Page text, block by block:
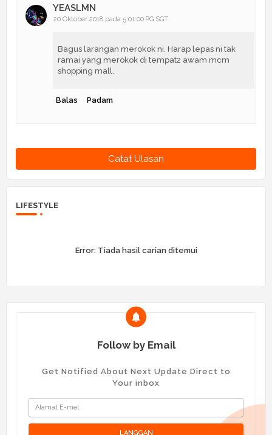
YEASLMN
20 Oktober 2018 pada 5:01:00 PG SGT
Bagus larangan merokok ni. Harap lepas ni tak
ramai yang merokok di tempat2 awam mcm
shopping mall.
Balas Padam
Catat Ulasan
LIFESTYLE
Error:Tiada hasil carian ditemui
Follow by Email
Get Notified About Next Update Direct to
Your inbox